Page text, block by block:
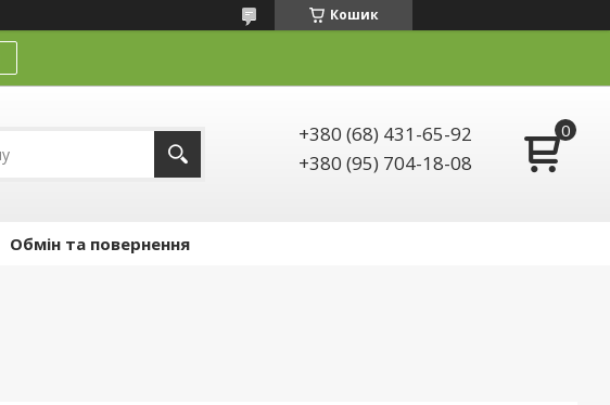
Кошик
+380 (68) 431-65-92
+380 (95) 704-18-08
Обмін та повернення